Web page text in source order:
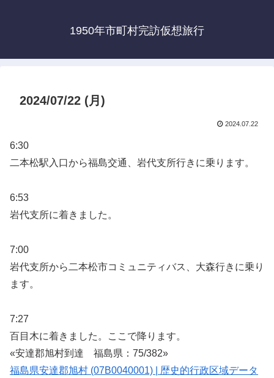
1950年市町村完訪仮想旅行
2024/07/22 (月)
2024.07.22
6:30
二本松駅入口から福島交通、岩代支所行きに乗ります。
6:53
岩代支所に着きました。
7:00
岩代支所から二本松市コミュニティバス、大森行きに乗り
ます。
7:27
百目木に着きました。ここで降ります。
«安達郡旭村到達 福島県：75/382»
福島県安達郡旭村 (07B0040001) | 歴史的行政区域データ